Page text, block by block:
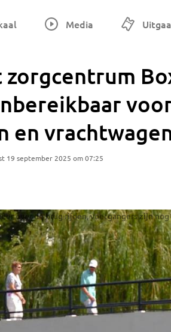
Media
zorgcentrum
en
19 september 2025 om 07:25
over de brug rijden, voetgangers zijn